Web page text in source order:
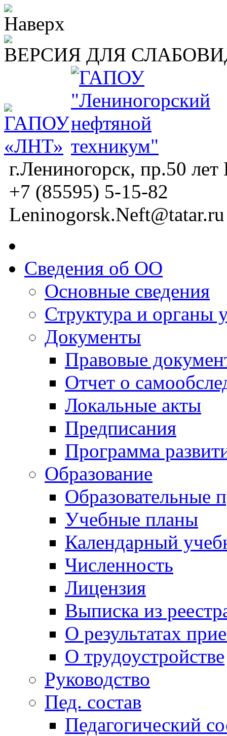
ВЕРСИЯ ДЛЯ
г.Лениногорск, пр.50
+7 (85595) 5-15-82
Leninogorsk.Neft@tatar.ru
Сведения об ОО
Основные сведения
Структура и органы
Документы
Правовые
Отчет о
Локальные акты
Предписания
Программа
Образование
Образовательные
Учебные планы
Календарный
Численность
Лицензия
Выписка из
О результатах
О трудоустройстве
Руководство
Пед. состав
Педагогический